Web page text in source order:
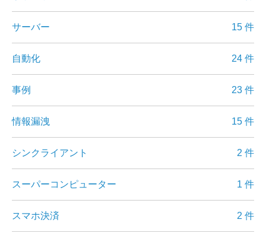
サーバー 15 件
自動化 24 件
事例 23 件
情報漏洩 15 件
シンクライアント 2 件
スーパーコンピューター 1 件
スマホ決済 2 件